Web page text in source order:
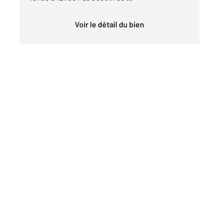
Voir le détail du bien